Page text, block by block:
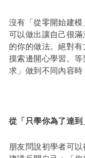
沒有「從零開始建
可以做出讓自己很
的你的做法。絕對
摸索邊開心學習。
求」做到不同內容時
從「只學你為了達到
朋友問說初學者可